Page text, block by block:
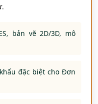
bản vẽ 2D/3D, mô
đặc biệt cho Đơn